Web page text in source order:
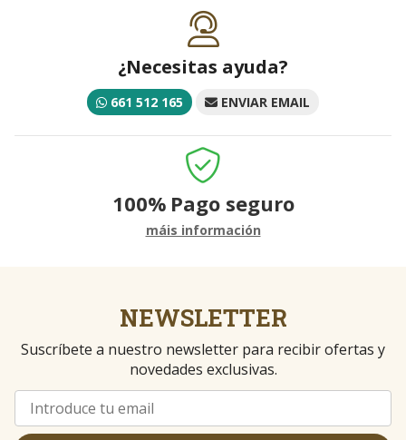
¿Necesitas ayuda?
661 512 165 ENVIAR EMAIL
100% Pago seguro
máis información
NEWSLETTER
Suscríbete a nuestro newsletter para recibir ofertas y
novedades exclusivas.